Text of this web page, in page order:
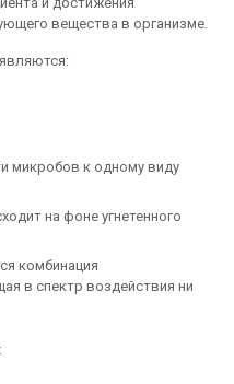
вещества в организме.
микробов к одному виду
на фоне угнетенного
комбинация
в спектр воздействия ни